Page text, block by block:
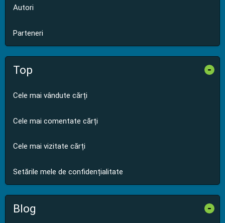
Autori
Parteneri
Top -
Cele mai vândute cărți
Cele mai comentate cărți
Cele mai vizitate cărți
Setările mele de confidențialitate
Blog -